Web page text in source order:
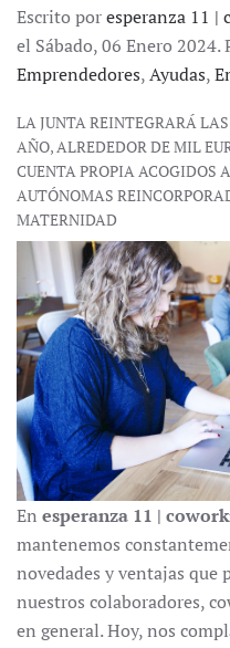
Escrito poresperanza 11 |
el Sábado, 06 Enero 2024.
Emprendedores,Ayudas,
LA JUNTA REINTEGRARÁ
AÑO, ALREDEDOR DE MIL
CUENTA PROPIA ACOGIDOS
AUTÓNOMAS
MATERNIDAD
En esperanza 11 |
mantenemos
novedades y ventajas que
nuestros colaboradores,
en general. Hoy, nos